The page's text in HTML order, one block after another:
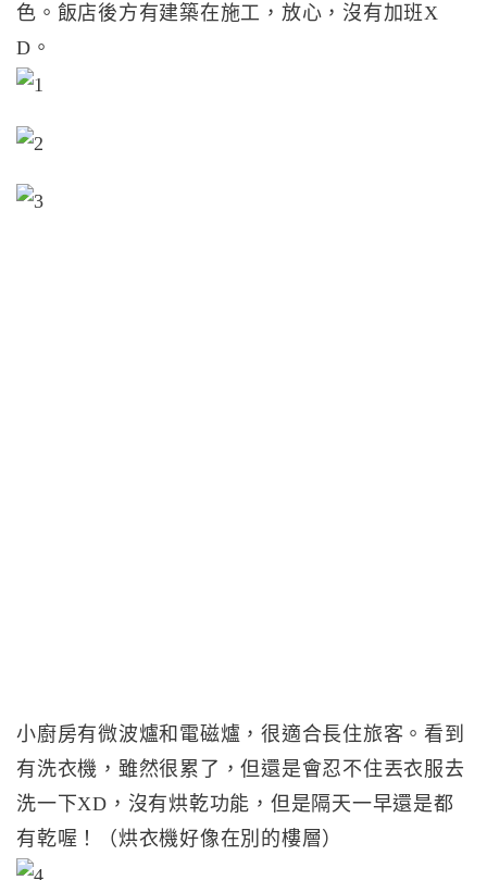
色。飯店後方有建築在施工，放心，沒有加班X
D。
小廚房有微波爐和電磁爐，很適合長住旅客。看到
有洗衣機，雖然很累了，但還是會忍不住丟衣服去
洗一下XD，沒有烘乾功能，但是隔天一早還是都
有乾喔！（烘衣機好像在別的樓層）